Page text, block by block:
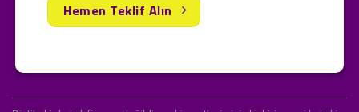
Hemen Teklif Alın